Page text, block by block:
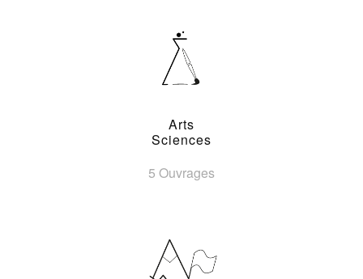
Arts
Sciences
5 Ouvrages